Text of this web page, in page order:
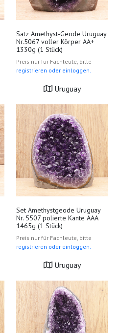
Satz Amethyst-Geode Uruguay
Nr.5067 voller Körper AA+
1330g (1 Stück)
Preis nur für Fachleute, bitte
registrieren oder einloggen.
Uruguay
Set Amethystgeode Uruguay
Nr. 5507 polierte Kante AAA
1465g (1 Stück)
Preis nur für Fachleute, bitte
registrieren oder einloggen.
Uruguay